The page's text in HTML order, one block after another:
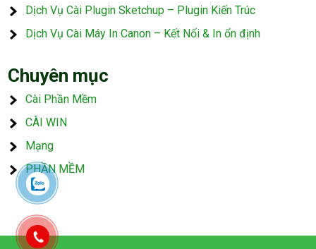
Dịch Vụ Cài Plugin Sketchup – Plugin Kiến Trúc
Dịch Vụ Cài Máy In Canon – Kết Nối & In ổn định
Chuyên mục
Cài Phần Mềm
CÀI WIN
Mạng
PHẦN MỀM